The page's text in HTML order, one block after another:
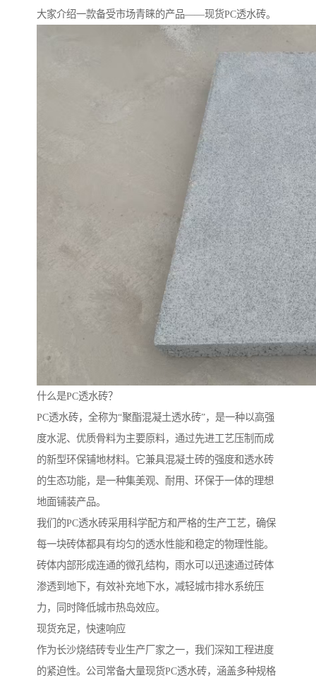
大家介绍一款备受市场青睐的产品——现货PC透水砖。
什么是PC透水砖？
PC透水砖，全称为“聚酯混凝土透水砖”，是一种以高强
度水泥、优质骨料为主要原料，通过先进工艺压制而成
的新型环保铺地材料。它兼具混凝土砖的强度和透水砖
的生态功能，是一种集美观、耐用、环保于一体的理想
地面铺装产品。
我们的PC透水砖采用科学配方和严格的生产工艺，确保
每一块砖体都具有均匀的透水性能和稳定的物理性能。
砖体内部形成连通的微孔结构，雨水可以迅速通过砖体
渗透到地下，有效补充地下水，减轻城市排水系统压
力，同时降低城市热岛效应。
现货充足，快速响应
作为长沙烧结砖专业生产厂家之一，我们深知工程进度
的紧迫性。公司常备大量现货PC透水砖，涵盖多种规格